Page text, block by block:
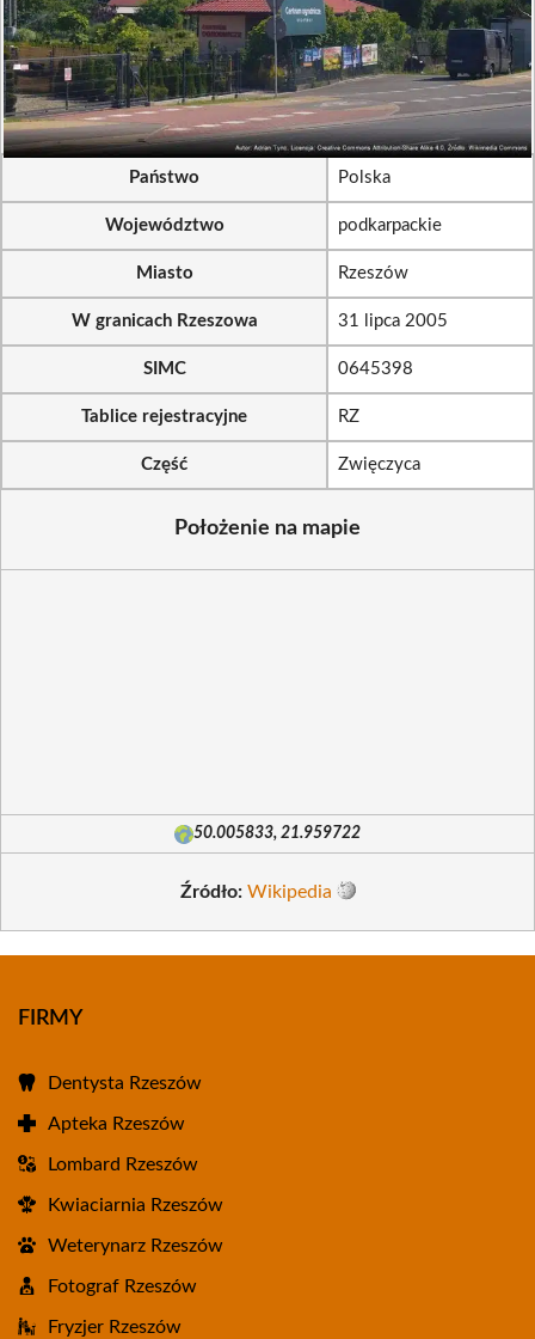
Państwo Polska
Województwo podkarpackie
Miasto Rzeszów
W granicach Rzeszowa 31 lipca 2005
SIMC 0645398
Tablice rejestracyjne RZ
Część Zwięczyca
Położenie na mapie
50.005833, 21.959722
Źródło: Wikipedia
FIRMY
Dentysta Rzeszów
Apteka Rzeszów
Lombard Rzeszów
Kwiaciarnia Rzeszów
Weterynarz Rzeszów
Fotograf Rzeszów
Fryzjer Rzeszów